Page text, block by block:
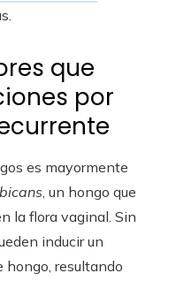
que
por
es mayormente
, un hongo que
la flora vaginal. Sin
inducir un
hongo, resultando